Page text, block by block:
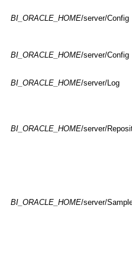
BI_ORACLE_HOME/server/Config
BI_ORACLE_HOME/server/Config
BI_ORACLE_HOME/server/Log
BI_ORACLE_HOME/server/
BI_ORACLE_HOME/server/